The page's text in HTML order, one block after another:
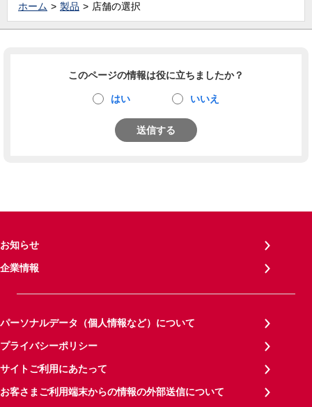
ホーム 製品 店舗の選択
このページの情報は役に立ちましたか？
はい いいえ
送信する
お知らせ
企業情報
パーソナルデータ（個人情報など）について
プライバシーポリシー
サイトご利用にあたって
お客さまご利用端末からの情報の外部送信について